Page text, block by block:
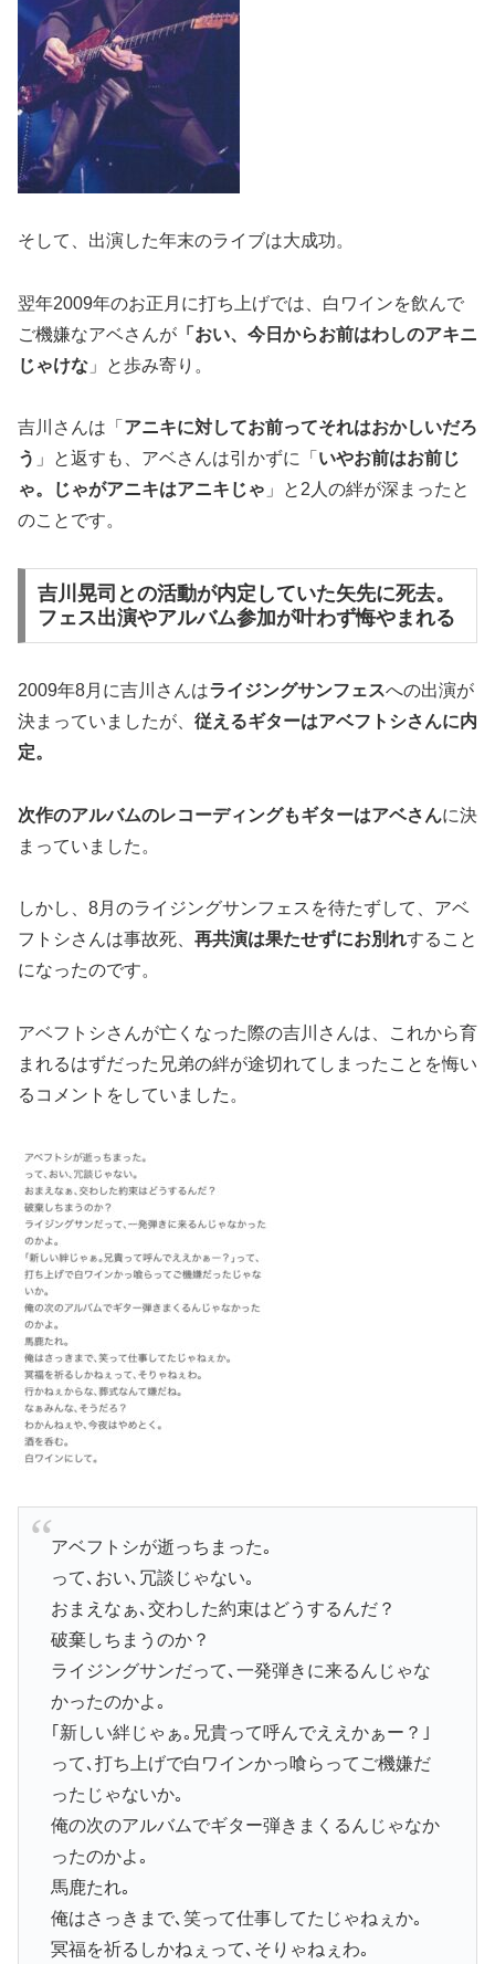
そして、出演した年末のライブは大成功。
翌年2009年のお正月に打ち上げでは、白ワインを飲んで
ご機嫌なアベさんが 「おい、今日からお前はわしのアキニ
じゃけな 」と歩み寄り。
吉川さんは「 アニキに対してお前ってそれはおかしいだろ
う 」と返すも、アベさんは引かずに「 いやお前はお前じ
ゃ。じゃがアニキはアニキじゃ 」と2人の絆が深まったと
のことです。
吉川晃司との活動が内定していた矢先に死去。
フェス出演やアルバム参加が叶わず悔やまれる
2009年8月に吉川さんはライジングサンフェスへの出演が
決まっていましたが、 従えるギターはアベフトシさんに内
定。
次作のアルバムのレコーディングもギターはアベさんに決
まっていました。
しかし、8月のライジングサンフェスを待たずして、アベ
フトシさんは事故死、 再共演は果たせずにお別れすること
になったのです。
アベフトシさんが亡くなった際の吉川さんは、これから育
まれるはずだった兄弟の絆が途切れてしまったことを悔い
るコメントをしていました。
アベフトシが逝っちまった｡
って､おい､冗談じゃない｡
おまえなぁ､交わした約束はどうするんだ？
破棄しちまうのか？
ライジングサンだって､一発弾きに来るんじゃな
かったのかよ｡
｢新しい絆じゃぁ｡兄貴って呼んでええかぁー？｣
って､打ち上げで白ワインかっ喰らってご機嫌だ
ったじゃないか｡
俺の次のアルバムでギター弾きまくるんじゃなか
ったのかよ｡
馬鹿たれ｡
俺はさっきまで､笑って仕事してたじゃねぇか｡
冥福を祈るしかねぇって､そりゃねぇわ｡